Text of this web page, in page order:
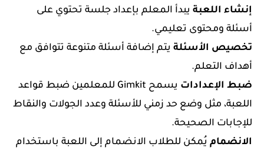
إنشاء اللعبة يبدأ المعلم بإعداد جلسة تحتوي على
أسئلة ومحتوى تعليمي.
تخصيص الأسئلة يتم إضافة أسئلة متنوعة تتوافق مع
أهداف التعلم.
ضبط الإعدادات
يسمح Gimkit للمعلمين ضبط قواعد
اللعبة، مثل وضع حد زمني للأسئلة وعدد الجولات والنقاط
للإجابات الصحيحة.
الانضمام يُمكن للطلاب الانضمام إلى اللعبة باستخدام